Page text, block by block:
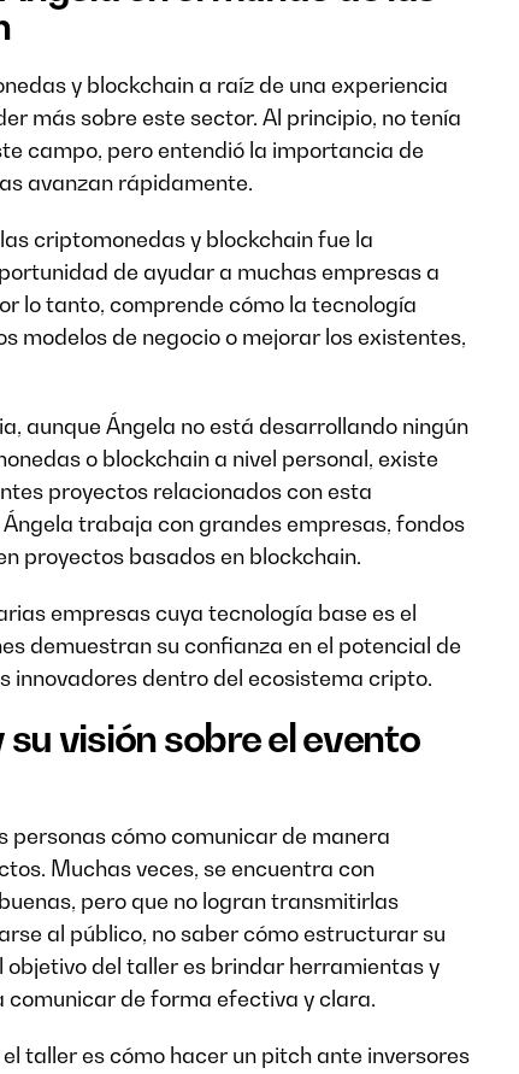
y blockchain a raíz de una experiencia
más sobre este sector. Al principio, no tenía
campo, pero entendió la importancia de
avanzan rápidamente.
criptomonedas y blockchain fue la
de ayudar a muchas empresas a
lo tanto, comprende cómo la tecnología
modelos de negocio o mejorar los existentes,
aunque Ángela no está desarrollando ningún
o blockchain a nivel personal, existe
proyectos relacionados con esta
trabaja con grandes empresas, fondos
proyectos basados en blockchain.
empresas cuya tecnología base es el
demuestran su confianza en el potencial de
innovadores dentro del ecosistema cripto.
visión sobre el evento
personas cómo comunicar de manera
Muchas veces, se encuentra con
pero que no logran transmitirlas
al público, no saber cómo estructurar su
del taller es brindar herramientas y
de forma efectiva y clara.
taller es cómo hacer un pitch ante inversores